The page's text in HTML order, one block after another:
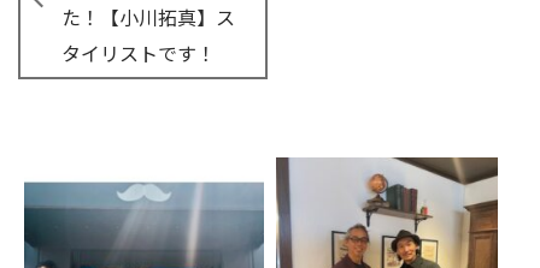
た！【小川拓真】ス
タイリストです！